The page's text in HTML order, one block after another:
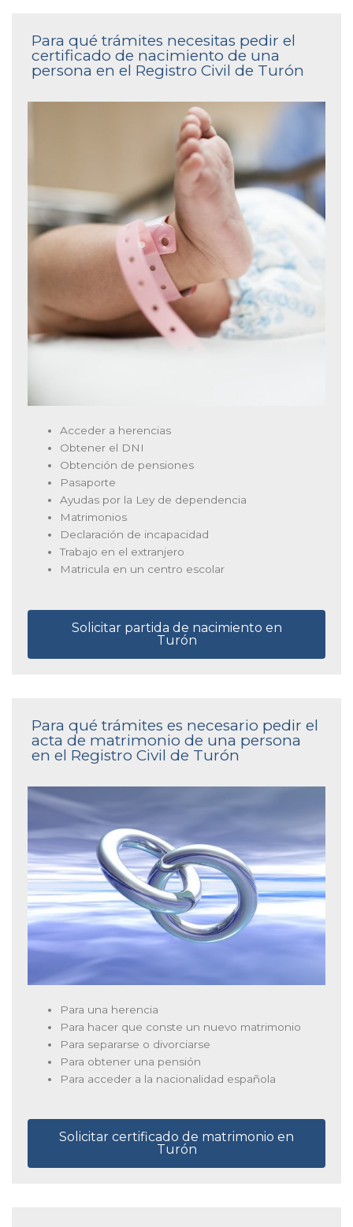
Para qué trámites necesitas pedir el
certificado de nacimiento de una
persona en el Registro Civil de Turón
Acceder a herencias
Obtener el DNI
Obtención de pensiones
Pasaporte
Ayudas por la Ley de dependencia
Matrimonios
Declaración de incapacidad
Trabajo en el extranjero
Matricula en un centro escolar
Solicitar partida de nacimiento en
Turón
Para qué trámites es necesario pedir el
acta de matrimonio de una persona
en el Registro Civil de Turón
Para una herencia
Para hacer que conste un nuevo matrimonio
Para separarse o divorciarse
Para obtener una pensión
Para acceder a la nacionalidad española
Solicitar certificado de matrimonio en
Turón